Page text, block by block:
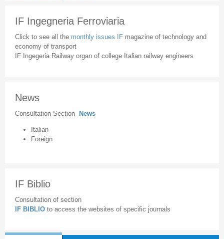
IF Ingegneria Ferroviaria
Click to see all the monthly issues IF magazine of technology and
economy of transport
IF Ingegeria Railway organ of college Italian railway engineers
News
Consultation Section News
Italian
Foreign
IF Biblio
Consultation of section
IF BIBLIO to access the websites of specific journals